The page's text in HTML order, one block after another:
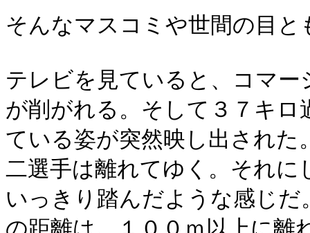
そんなマスコミや世間の目
テレビを見ていると、コマ
が削がれる。そして３７キ
ている姿が突然映し出され
二選手は離れてゆく。それ
いっきり踏んだような感じだ